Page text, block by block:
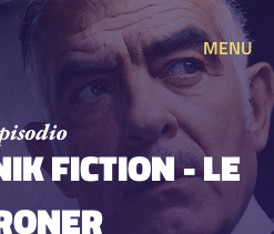
MENU
FICTION - LE